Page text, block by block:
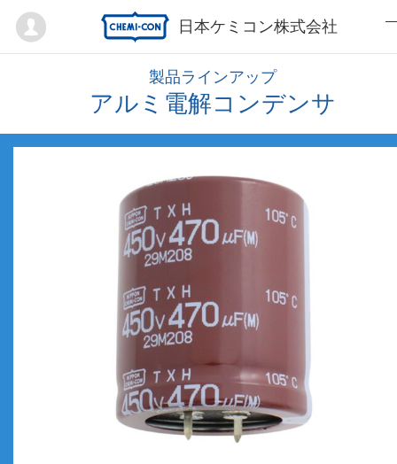
日本ケミコン株式会社
Mypage
製品ラインアップ
アルミ電解コンデンサ